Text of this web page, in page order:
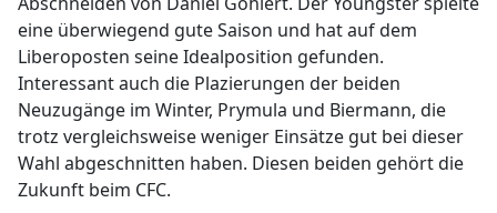
eine überwiegend gute Saison und hat auf dem
Liberoposten seine Idealposition gefunden.
Interessant auch die Plazierungen der beiden
Neuzugänge im Winter, Prymula und Biermann, die
trotz vergleichsweise weniger Einsätze gut bei dieser
Wahl abgeschnitten haben. Diesen beiden gehört die
Zukunft beim CFC.